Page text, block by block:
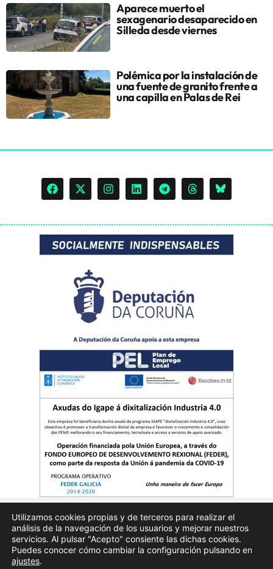
Aparece muerto el
sexagenario desaparecido en
Silleda desde viernes
Polémica por la instalación de
una fuente de granito frente a
una capilla en Palas de Rei
Quienes somos Publicidad Aviso Legal Politicas de privacidad
Utilizamos cookies propias y de terceros para realizar el
análisis de la navegación de los usuarios y mejorar nuestros
servicios. Al pulsar "Acepto" consiente las dichas cookies.
Puedes conocer cómo cambiar la configuración pulsando en
ajustes.